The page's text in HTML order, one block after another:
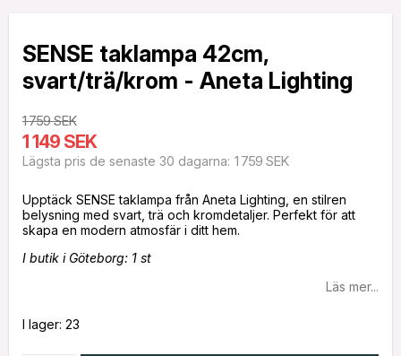
SENSE taklampa 42cm,
svart/trä/krom - Aneta Lighting
1 759 SEK
1 149 SEK
Lägsta pris de senaste 30 dagarna 1 759 SEK
Upptäck SENSE taklampa från Aneta Lighting, en stilren
belysning med svart, trä och kromdetaljer. Perfekt för att
I butik i Göteborg: 1 st
Läs mer...
I lager: 23